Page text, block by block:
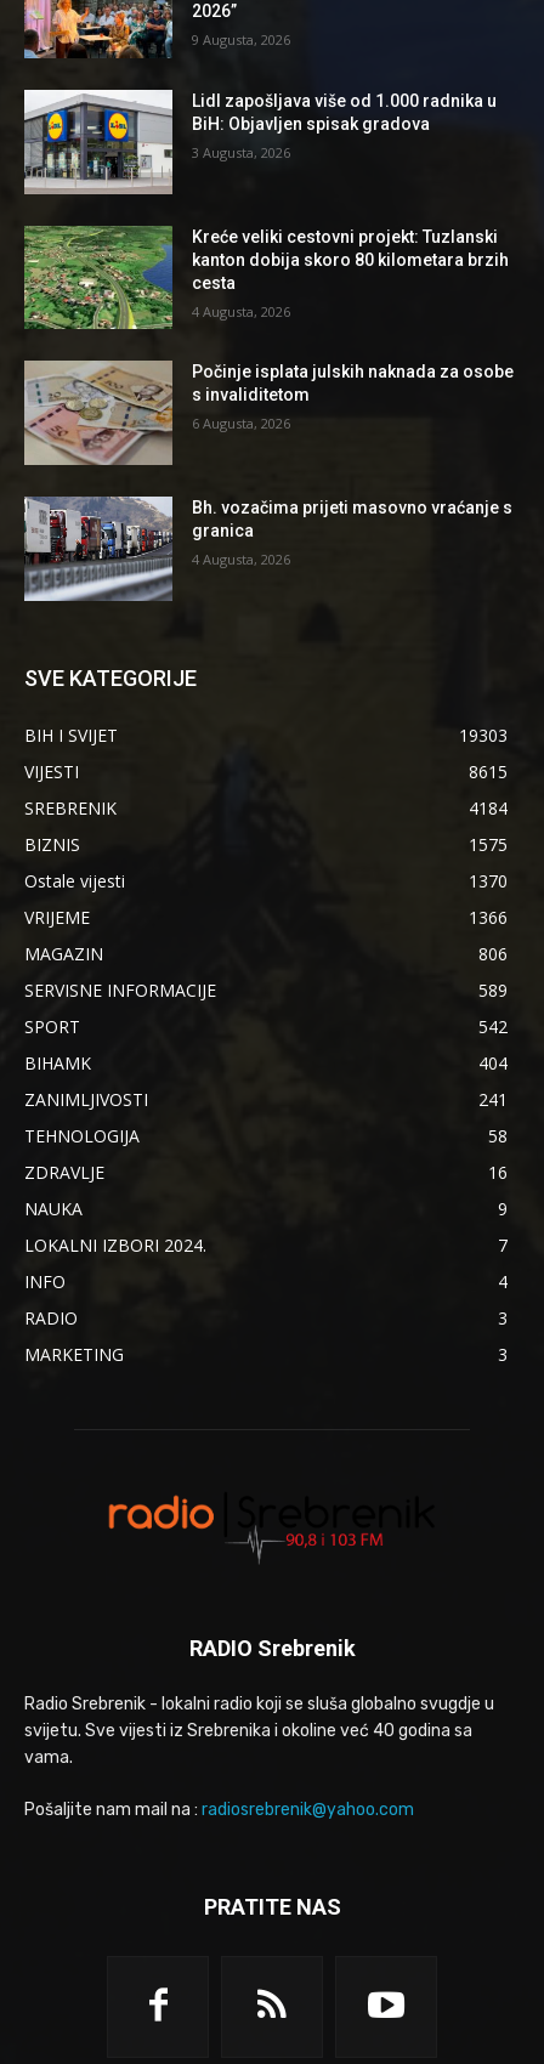
2026”
9 Augusta, 2026
Lidl zapošljava više od 1.000 radnika u
BiH: Objavljen spisak gradova
3 Augusta, 2026
Kreće veliki cestovni projekt: Tuzlanski
kanton dobija skoro 80 kilometara brzih
cesta
4 Augusta, 2026
Počinje isplata julskih naknada za osobe
s invaliditetom
6 Augusta, 2026
Bh. vozačima prijeti masovno vraćanje s
granica
4 Augusta, 2026
SVE KATEGORIJE
BIH I SVIJET
19303
VIJESTI
8615
SREBRENIK
4184
BIZNIS
1575
Ostale vijesti
1370
VRIJEME
1366
MAGAZIN
806
SERVISNE INFORMACIJE
589
SPORT
542
BIHAMK
404
ZANIMLJIVOSTI
241
TEHNOLOGIJA
58
ZDRAVLJE
16
NAUKA
9
LOKALNI IZBORI 2024.
7
INFO
4
RADIO
3
MARKETING
3
RADIO Srebrenik
Radio Srebrenik - lokalni radio koji se sluša globalno svugdje u
svijetu. Sve vijesti iz Srebrenika i okoline već 40 godina sa
vama.
Pošaljite nam mail na : radiosrebrenik@yahoo.com
PRATITE NAS